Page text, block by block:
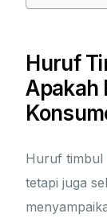
Huruf
Apakah
Huruf timbul
tetapi juga